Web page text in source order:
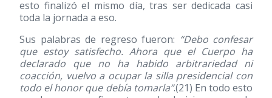
esto finalizó el mismo día, tras ser dedicada casi
toda la jornada a eso.
Sus palabras de regreso fueron: “Debo confesar
que estoy satisfecho. Ahora que el Cuerpo ha
declarado que no ha habido arbitrariedad ni
coacción, vuelvo a ocupar la silla presidencial con
todo el honor que debía tomarla”.(21) En todo esto